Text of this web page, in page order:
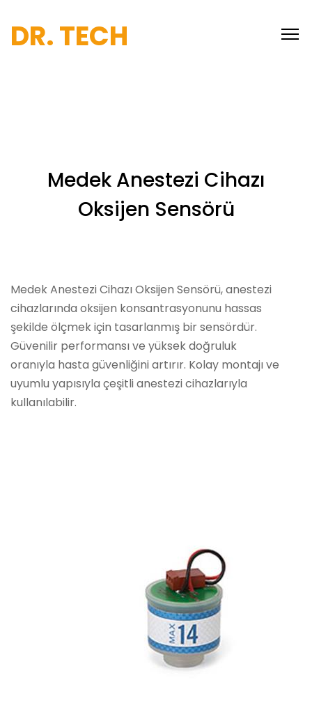
DR. TECH
Medek Anestezi Cihazı
Oksijen Sensörü
Medek Anestezi Cihazı Oksijen Sensörü, anestezi
cihazlarında oksijen konsantrasyonunu hassas
şekilde ölçmek için tasarlanmış bir sensördür.
Güvenilir performansı ve yüksek doğruluk
oranıyla hasta güvenliğini artırır. Kolay montajı ve
uyumlu yapısıyla çeşitli anestezi cihazlarıyla
kullanılabilir.